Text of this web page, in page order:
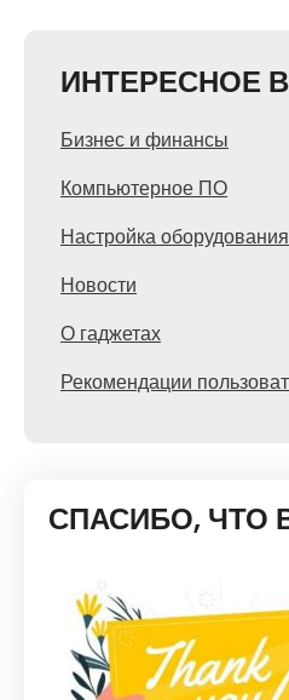
ИНТЕРЕСНОЕ
Бизнес и финансы
Компьютерное ПО
Настройка оборудования
Новости
О гаджетах
Рекомендации
СПАСИБО, ЧТО